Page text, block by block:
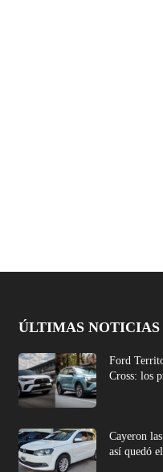
ÚLTIMAS NOTICIAS
Ford
Cross: los
Cayeron
así quedó